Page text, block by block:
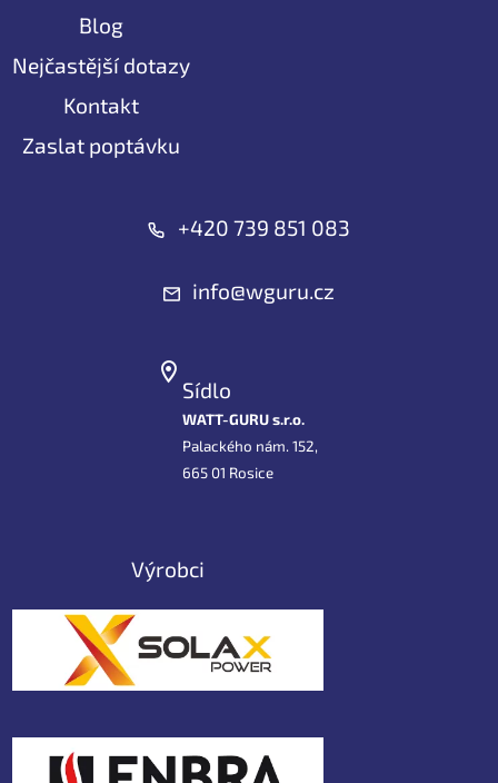
Blog
Nejčastější dotazy
Kontakt
Zaslat poptávku
+420 739 851 083
info@wguru.cz
Sídlo
WATT-GURU s.r.o.
Palackého nám. 152,
665 01 Rosice
Výrobci